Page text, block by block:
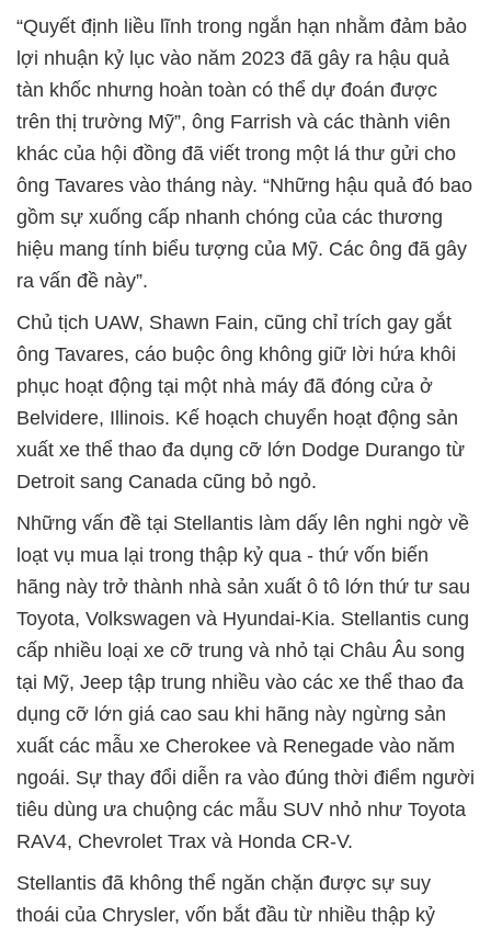
“Quyết định liều lĩnh trong ngắn hạn nhằm đảm bảo
lợi nhuận kỷ lục vào năm 2023 đã gây ra hậu quả
tàn khốc nhưng hoàn toàn có thể dự đoán được
trên thị trường Mỹ”, ông Farrish và các thành viên
khác của hội đồng đã viết trong một lá thư gửi cho
ông Tavares vào tháng này. “Những hậu quả đó bao
gồm sự xuống cấp nhanh chóng của các thương
hiệu mang tính biểu tượng của Mỹ. Các ông đã gây
ra vấn đề này”.
Chủ tịch UAW, Shawn Fain, cũng chỉ trích gay gắt
ông Tavares, cáo buộc ông không giữ lời hứa khôi
phục hoạt động tại một nhà máy đã đóng cửa ở
Belvidere, Illinois. Kế hoạch chuyển hoạt động sản
xuất xe thể thao đa dụng cỡ lớn Dodge Durango từ
Detroit sang Canada cũng bỏ ngỏ.
Những vấn đề tại Stellantis làm dấy lên nghi ngờ về
loạt vụ mua lại trong thập kỷ qua - thứ vốn biến
hãng này trở thành nhà sản xuất ô tô lớn thứ tư sau
Toyota, Volkswagen và Hyundai-Kia. Stellantis cung
cấp nhiều loại xe cỡ trung và nhỏ tại Châu Âu song
tại Mỹ, Jeep tập trung nhiều vào các xe thể thao đa
dụng cỡ lớn giá cao sau khi hãng này ngừng sản
xuất các mẫu xe Cherokee và Renegade vào năm
ngoái. Sự thay đổi diễn ra vào đúng thời điểm người
tiêu dùng ưa chuộng các mẫu SUV nhỏ như Toyota
RAV4, Chevrolet Trax và Honda CR-V.
Stellantis đã không thể ngăn chặn được sự suy
thoái của Chrysler, vốn bắt đầu từ nhiều thập kỷ